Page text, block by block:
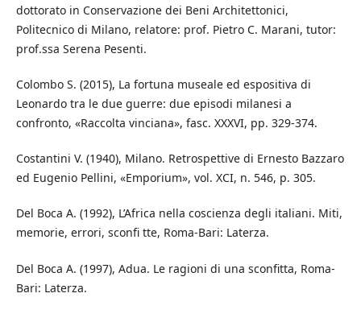
dottorato in Conservazione dei Beni Architettonici,
Politecnico di Milano, relatore: prof. Pietro C. Marani, tutor:
prof.ssa Serena Pesenti.
Colombo S. (2015), La fortuna museale ed espositiva di
Leonardo tra le due guerre: due episodi milanesi a
confronto, «Raccolta vinciana», fasc. XXXVI, pp. 329-374.
Costantini V. (1940), Milano. Retrospettive di Ernesto Bazzaro
ed Eugenio Pellini, «Emporium», vol. XCI, n. 546, p. 305.
Del Boca A. (1992), L’Africa nella coscienza degli italiani. Miti,
memorie, errori, sconfi tte, Roma-Bari: Laterza.
Del Boca A. (1997), Adua. Le ragioni di una sconfitta, Roma-
Bari: Laterza.